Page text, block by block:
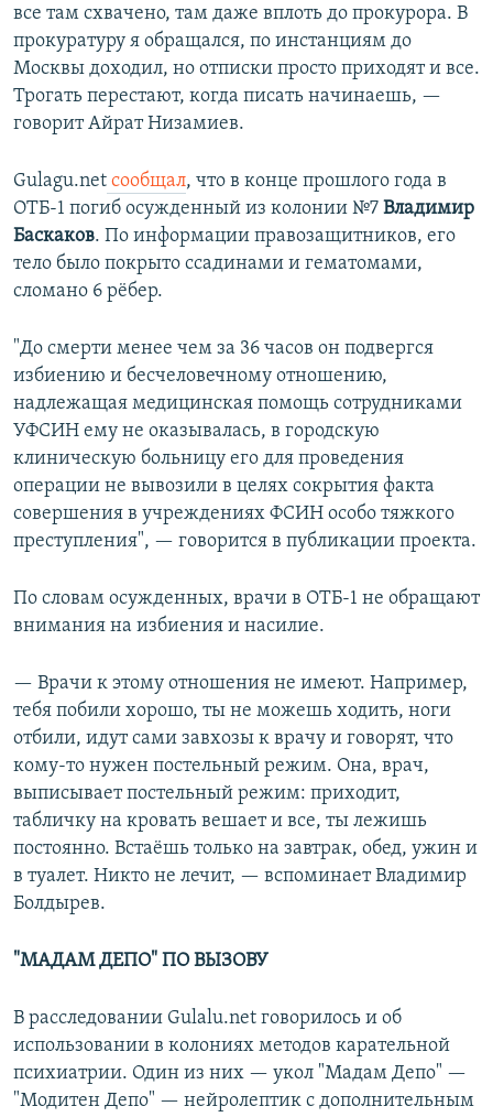
все там схвачено, там даже вплоть до прокурора. В
прокуратуру я обращался, по инстанциям до
Москвы доходил, но отписки просто приходят и все.
Трогать перестают, когда писать начинаешь, —
говорит Айрат Низамиев.
Gulagu.net сообщал, что в конце прошлого года в
ОТБ-1 погиб осужденный из колонии №7 Владимир
Баскаков. По информации правозащитников, его
тело было покрыто ссадинами и гематомами,
сломано 6 рёбер.
"До смерти менее чем за 36 часов он подвергся
избиению и бесчеловечному отношению,
надлежащая медицинская помощь сотрудниками
УФСИН ему не оказывалась, в городскую
клиническую больницу его для проведения
операции не вывозили в целях сокрытия факта
совершения в учреждениях ФСИН особо тяжкого
преступления", — говорится в публикации проекта.
По словам осужденных, врачи в ОТБ-1 не обращают
внимания на избиения и насилие.
— Врачи к этому отношения не имеют. Например,
тебя побили хорошо, ты не можешь ходить, ноги
отбили, идут сами завхозы к врачу и говорят, что
кому-то нужен постельный режим. Она, врач,
выписывает постельный режим: приходит,
табличку на кровать вешает и все, ты лежишь
постоянно. Встаёшь только на завтрак, обед, ужин и
в туалет. Никто не лечит, — вспоминает Владимир
Болдырев.
"МАДАМ ДЕПО" ПО ВЫЗОВУ
В расследовании Gulalu.net говорилось и об
использовании в колониях методов карательной
психиатрии. Один из них — укол "Мадам Депо" —
"Модитен Депо" — нейролептик с дополнительным